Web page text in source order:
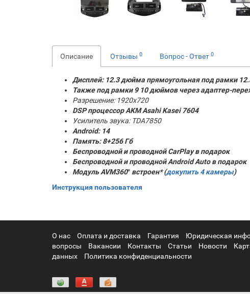
Описание Отзывы 0 Вопрос - Ответ 0
Дисплей: 12.3 дюйма прямоугольная под рамки
Также под рамки 9 10 дюймов через адаптер-
Разрешение: 1920x720
DSP процессор AKM Asahi Kasei 7604
Усилитель звука: TDA7850
Android: 14
Память: 8+256 Гб
Беспроводной и проводной CarPlay в подарок
Беспроводной и проводной Android Auto в подарок
Модуль AVM360° встроен* (докупить 4 камеры)
Инструкция пользователя
О нас Оплата и доставка Гарантия Юридическая
вопросы
Вакансии Контакты Статьи Новости
данных
Политика конфиденциальности